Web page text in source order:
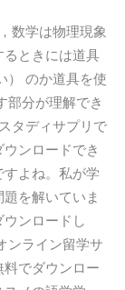
数学は物理現象
るときには道具
） のか道具を使
部分が理解でき
タディサプリで
ンロードでき
よね。私が学
を解いていま
ンロードし
ンライン留学サ
でダウンロー